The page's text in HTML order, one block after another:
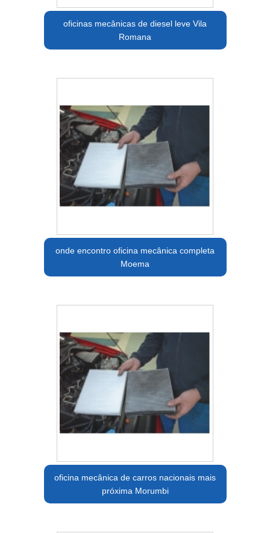
oficinas mecânicas de diesel leve Vila
Romana
onde encontro oficina mecânica completa
Moema
oficina mecânica de carros nacionais mais
próxima Morumbi